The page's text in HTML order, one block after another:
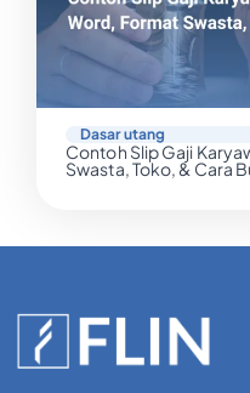
Dasar utang
Contoh Slip Gaji
Swasta, Toko, & Cara